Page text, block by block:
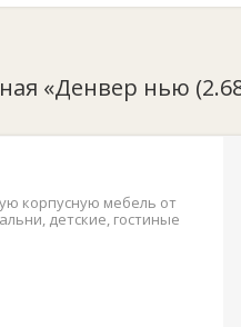
«Денвер нью
корпусную мебель от
детские, гостиные